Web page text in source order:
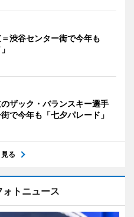
渋谷センター街で今年も
ザック・バランスキー選手
で今年も「七夕パレード」
る
ォトニュース